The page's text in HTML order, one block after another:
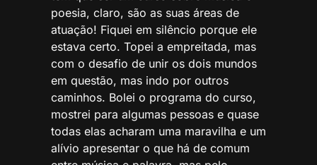
poesia, claro, são as suas áreas de
atuação! Fiquei em silêncio porque ele
estava certo. Topei a empreitada, mas
com o desafio de unir os dois mundos
em questão, mas indo por outros
caminhos. Bolei o programa do curso,
mostrei para algumas pessoas e quase
todas elas acharam uma maravilha e um
alívio apresentar o que há de comum